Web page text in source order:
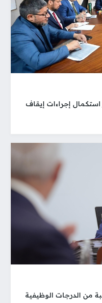
استكمال إجراءات إيقاف
من الدرجات الوظيفية